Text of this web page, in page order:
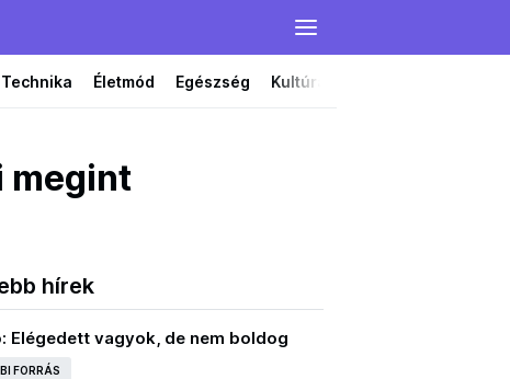
Technika Életmód Egészség Kultúra
megint
hírek
Elégedett vagyok, de nem boldog
FORRÁS